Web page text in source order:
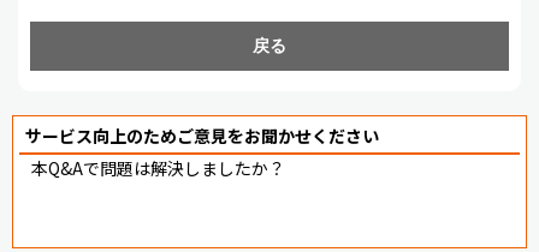
戻る
サービス向上のためご意見をお聞かせください
本Q&Aで問題は解決しましたか？